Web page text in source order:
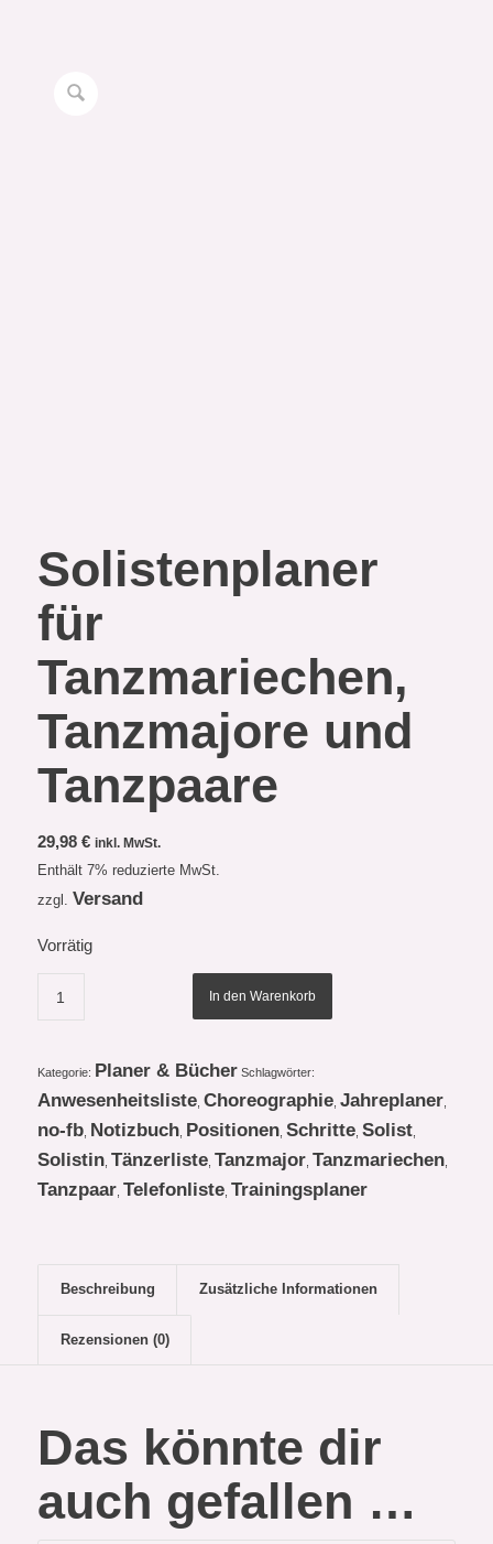
Solistenplaner
für
Tanzmariechen,
Tanzmajore und
Tanzpaare
29,98 € inkl. MwSt.
Enthält 7% reduzierte MwSt.
zzgl. Versand
Vorrätig
In den Warenkorb
Kategorie: Planer & Bücher Schlagwörter:
Anwesenheitsliste, Choreographie, Jahreplaner,
no-fb, Notizbuch, Positionen, Schritte, Solist,
Solistin, Tänzerliste, Tanzmajor, Tanzmariechen,
Tanzpaar, Telefonliste, Trainingsplaner
Beschreibung Zusätzliche Informationen
Rezensionen (0)
Das könnte dir
auch gefallen …